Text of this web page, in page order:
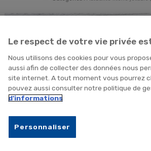
Le respect de votre vie privée
Nous utilisons des cookies pour vous
aussi afin de collecter des données nous
site internet. A tout moment vous pourrez
pouvez aussi consulter notre politique de
d'informations
Personnaliser